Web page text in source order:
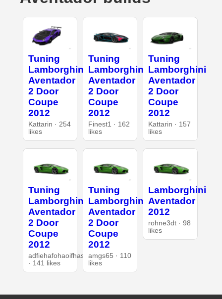
Tuning
Lamborghini
Aventador
2 Door
Coupe
2012
Kattarin · 254
likes
Tuning
Lamborghini
Aventador
2 Door
Coupe
2012
Finest1 · 162
likes
Tuning
Lamborghini
Aventador
2 Door
Coupe
2012
Kattarin · 157
likes
Tuning
Lamborghini
Aventador
2 Door
Coupe
2012
adfiehafohaoifhasd
· 141 likes
Tuning
Lamborghini
Aventador
2 Door
Coupe
2012
amgs65 · 110
likes
Lamborghini
Aventador
2012
rohne3dt · 98
likes